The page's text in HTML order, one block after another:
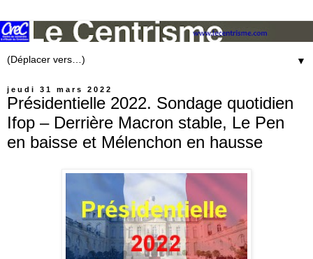
▼
jeudi 31 mars 2022
Présidentielle 2022. Sondage quotidien
Ifop – Derrière Macron stable, Le Pen
en baisse et Mélenchon en hausse